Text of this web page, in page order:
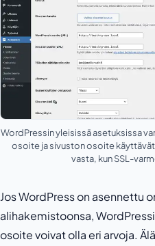
WordPressin yleisissä asetuksissa
osoite ja sivuston osoite
vasta, kun SSL-
Jos WordPress on asennettu
alihakemistoonsa,
osoite voivat olla eri arvoja.